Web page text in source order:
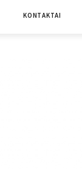
KONTAKTAI